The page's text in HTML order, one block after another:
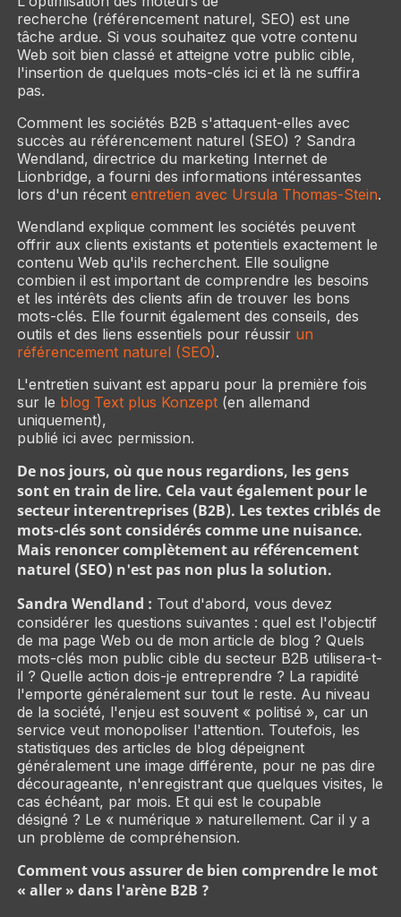
recherche (référencement naturel, SEO) est une
tâche ardue. Si vous souhaitez que votre contenu
Web soit bien classé et atteigne votre public cible,
l'insertion de quelques mots-clés ici et là ne suffira
pas.
Comment les sociétés B2B s'attaquent-elles avec
succès au référencement naturel (SEO) ? Sandra
Wendland, directrice du marketing Internet de
Lionbridge, a fourni des informations intéressantes
lors d'un récent entretien avec Ursula Thomas-Stein.
Wendland explique comment les sociétés peuvent
offrir aux clients existants et potentiels exactement le
contenu Web qu'ils recherchent. Elle souligne
combien il est important de comprendre les besoins
et les intérêts des clients afin de trouver les bons
mots-clés. Elle fournit également des conseils, des
outils et des liens essentiels pour réussir un
référencement naturel (SEO).
L'entretien suivant est apparu pour la première fois
sur le blog Text plus Konzept(en allemand
uniquement),
publié ici avec permission.
De nos jours, où que nous regardions, les gens
sont en train de lire. Cela vaut également pour le
secteur interentreprises (B2B). Les textes criblés de
mots-clés sont considérés comme une nuisance.
Mais renoncer complètement au référencement
naturel (SEO) n'est pas non plus la solution.
Sandra Wendland : Tout d'abord, vous devez
considérer les questions suivantes : quel est l'objectif
de ma page Web ou de mon article de blog ? Quels
mots-clés mon public cible du secteur B2B utilisera-t-
il ? Quelle action dois-je entreprendre ? La rapidité
l'emporte généralement sur tout le reste. Au niveau
de la société, l'enjeu est souvent « politisé », car un
service veut monopoliser l'attention. Toutefois, les
statistiques des articles de blog dépeignent
généralement une image différente, pour ne pas dire
décourageante, n'enregistrant que quelques visites, le
cas échéant, par mois. Et qui est le coupable
désigné ? Le « numérique » naturellement. Car il y a
un problème de compréhension.
Comment vous assurer de bien comprendre le mot
« aller » dans l'arène B2B ?